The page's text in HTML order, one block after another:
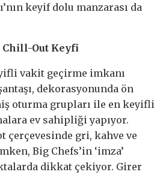
keyif dolu manzarası da
Out Keyfi
vakit geçirme imkanı
dekorasyonunda ön
oturma grupları ile en keyifli
ev sahipliği yapıyor.
çerçevesinde gri, kahve ve
Big Chefs’in ‘imza’
dikkat çekiyor. Girer